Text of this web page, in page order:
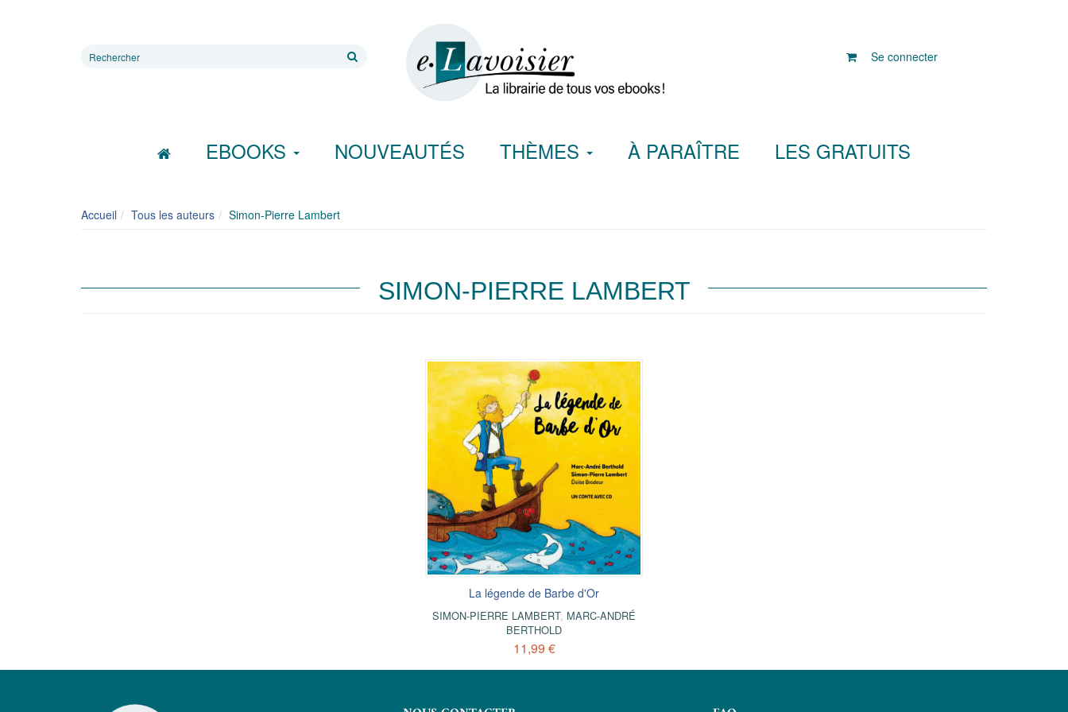
Rechercher
Se connecter
EBOOKS NOUVEAUTÉS THÈMES À PARAÎTRE LES GRATUITS
Accueil Tous les auteurs Simon-Pierre Lambert
SIMON-PIERRE LAMBERT
La légende de Barbe d'Or
SIMON-PIERRE LAMBERT, MARC-ANDRÉ
BERTHOLD
11,99 €